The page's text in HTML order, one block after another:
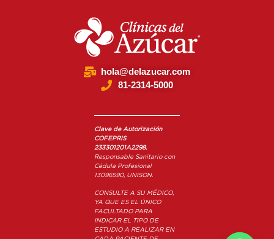
hola@delazucar.com
81-2314-5000
Clave de Autorización
COFEPRIS
233301201A2298.
Responsable Sanitario con
Cédula Profesional
13096590, UNISON.
CONSULTE A SU MÉDICO,
YA QUE ES EL ÚNICO
FACULTADO PARA
INDICAR EL TIPO DE
ESTUDIO A REALIZAR EN